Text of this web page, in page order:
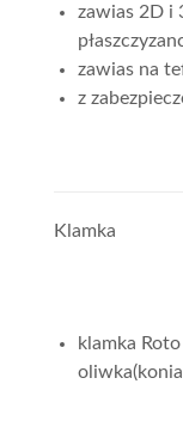
zawias 2D i
zawias na
z
Klamka
klamka